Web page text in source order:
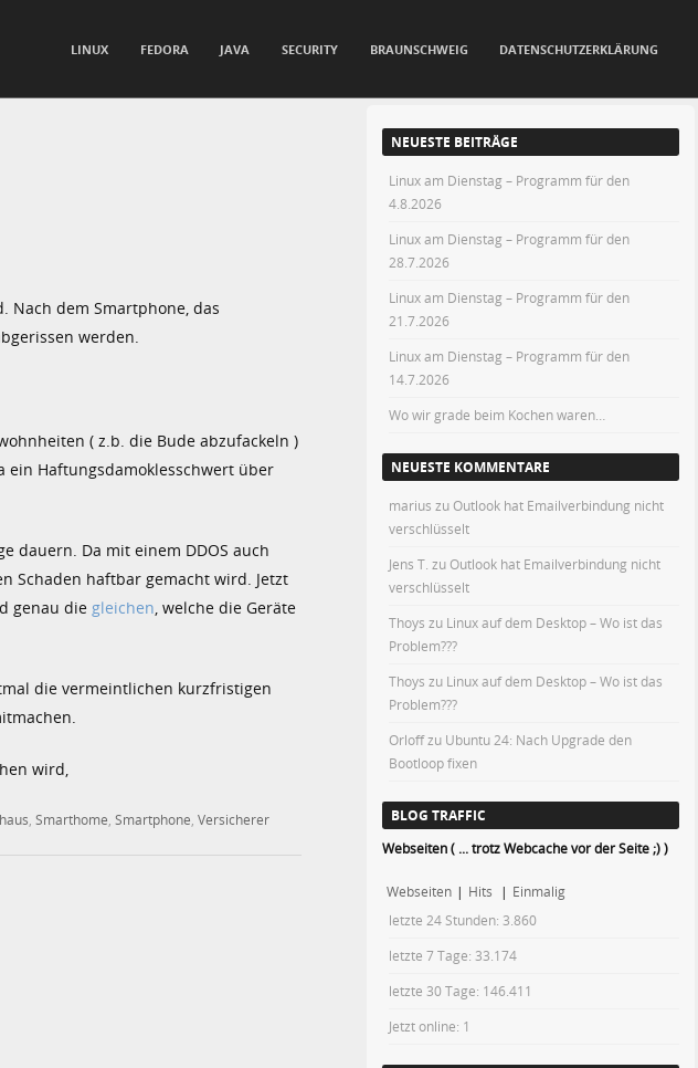
LINUX FEDORA JAVA SECURITY BRAUNSCHWEIG DATENSCHUTZERKLÄRUNG
Nach dem Smartphone, das
werden.
( z.b. die Bude abzufackeln )
ein Haftungsdamoklesschwert über
dauern. Da mit einem DDOS auch
Schaden haftbar gemacht wird. Jetzt
genau die gleichen, welche die Geräte
die vermeintlichen kurzfristigen
wird,
Smarthome Smartphone Versicherer
NEUESTE BEITRÄGE
Linux am Dienstag – Programm für den
4.8.2026
Linux am Dienstag – Programm für den
28.7.2026
Linux am Dienstag – Programm für den
21.7.2026
Linux am Dienstag – Programm für den
14.7.2026
Wo wir grade beim Kochen waren…
NEUESTE KOMMENTARE
marius zuOutlook hat Emailverbindung nicht
verschlüsselt
Jens T. zuOutlook hat Emailverbindung nicht
verschlüsselt
Thoys zu Linux auf dem Desktop – Wo ist das
Problem???
Thoys zu Linux auf dem Desktop – Wo ist das
Problem???
Orloffzu Ubuntu 24: Nach Upgrade den
Bootloop fixen
BLOG TRAFFIC
Webseiten ( ... trotz Webcache vor der Seite ;) )
Webseiten | Hits | Einmalig
letzte 24 Stunden: 3.860
letzte 7 Tage: 33.174
letzte 30 Tage: 146.411
Jetzt online: 1